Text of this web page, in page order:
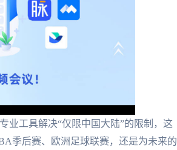
业工具解决“仅限中国大陆”的限制，这
季后赛、欧洲足球联赛，还是为未来的